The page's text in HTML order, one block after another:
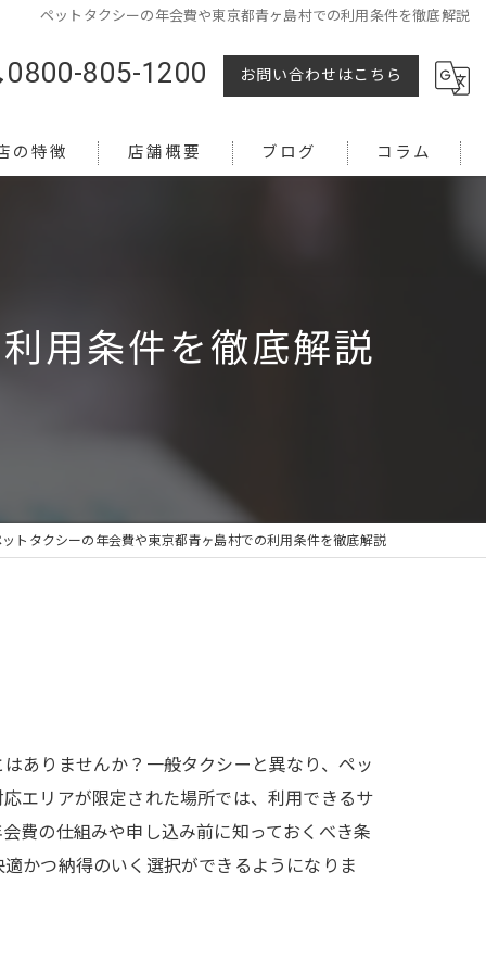
ペットタクシーの年会費や東京都青ヶ島村での利用条件を徹底解説
0800-805-1200 お問い合わせはこちら
の特徴 店舗概要 ブログ コラム
用条件を徹底解説
ットタクシーの年会費や東京都青ヶ島村での利用条件を徹底解説
ありませんか？一般タクシーと異なり、ペッ
エリアが限定された場所では、利用できるサ
費の仕組みや申し込み前に知っておくべき条
かつ納得のいく選択ができるようになりま